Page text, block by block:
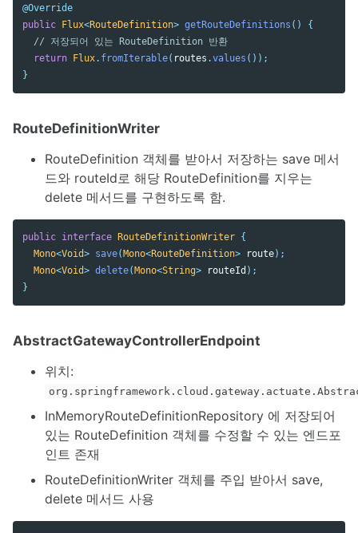
@Override
public Flux<RouteDefinition> getRouteDefinitions ()
{
// 저장되어 있는 RouteDefinition 반환
return Flux. fromIterable( routes .values ());
}
RouteDefinitionWriter
RouteDefinition 객체를 받아서 저장하는 save 메서
드와 routeId로 해당 RouteDefinition를 지우는
delete 메서드를 구현하도록 함.
public interface RouteDefinitionWriter {
Mono<Void> save(Mono<RouteDefinition> route);
Mono<Void> delete(Mono<String> routeId );
}
AbstractGatewayControllerEndpoint
위치:
InMemoryRouteDefinitionRepository 에 저장되어
있는 RouteDefinition 객체를 수정할 수 있는 엔드포
인트 존재
RouteDefinitionWriter 객체를 주입 받아서 save,
delete 메서드 사용